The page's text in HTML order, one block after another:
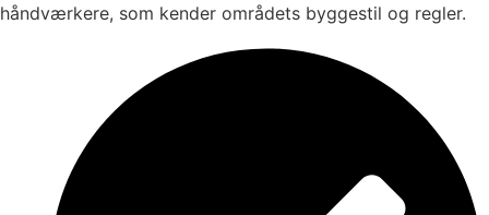
håndværkere, som kender områdets byggestil og regler.